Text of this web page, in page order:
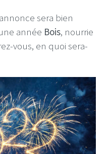
sera bien
année Bois, nourrie
vous, en quoi sera-